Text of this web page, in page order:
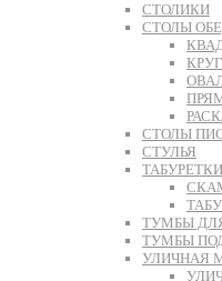
СТОЛИКИ
СТОЛЫ
СТОЛЫ
СТУЛЬЯ
ТУМБЫ
ТУМБЫ
УЛИЧНАЯ